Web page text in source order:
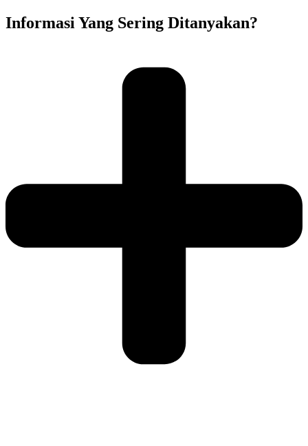
Informasi Yang Sering Ditanyakan?